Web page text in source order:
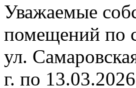
Уважаемые
помещений по
ул.
г. по